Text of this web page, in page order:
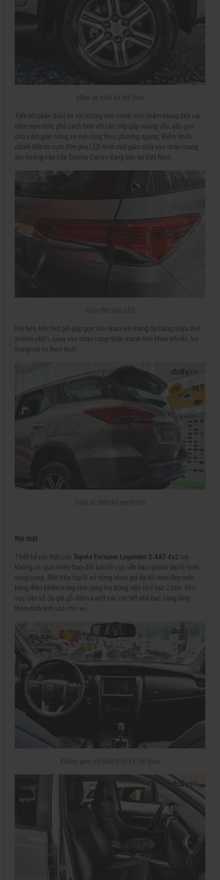
Tiến tới phần đuôi xe với những tinh chỉnh nhỏ nhằm mang đến cái
nhìn nam tính, phá cách hơn với các nếp gấp vuông vắn, gãy gọn
cho cảm giác hông xe mở rộng theo phương ngang. Điểm nhấn
chính đến từ cụm đèn pha LED hình mũi giáo chĩa vào nhau mang
âm hưởng của của Toyota Camry đang bán tại Việt Nam.
Hai bên, hốc hút gió gấp gọn vào nhau với mảng ốp bằng nhựa đen
in hình chữ L quay vào nhau càng nhấn mạnh tính khỏe khoắn, trẻ
trung mà xe theo đuổi.
Nội thất
Thiết kế nội thất của Toyota Fortuner Legender 2.4AT 4x2 tuy
không có quá nhiều thay đổi bởi bố cục vẫn bao quanh táp lô hình
vòng cung. Mặt trên táp lô sử dụng nhựa giả da tối màu đẹp mắt,
bảng điều khiển trung tâm dạng trụ đứng viền nhũ bạc 2 bên. Khu
vực cần số ốp giả gỗ điểm xuyết các chi tiết nhũ bạc càng tăng
thêm tính tinh xảo cho xe.